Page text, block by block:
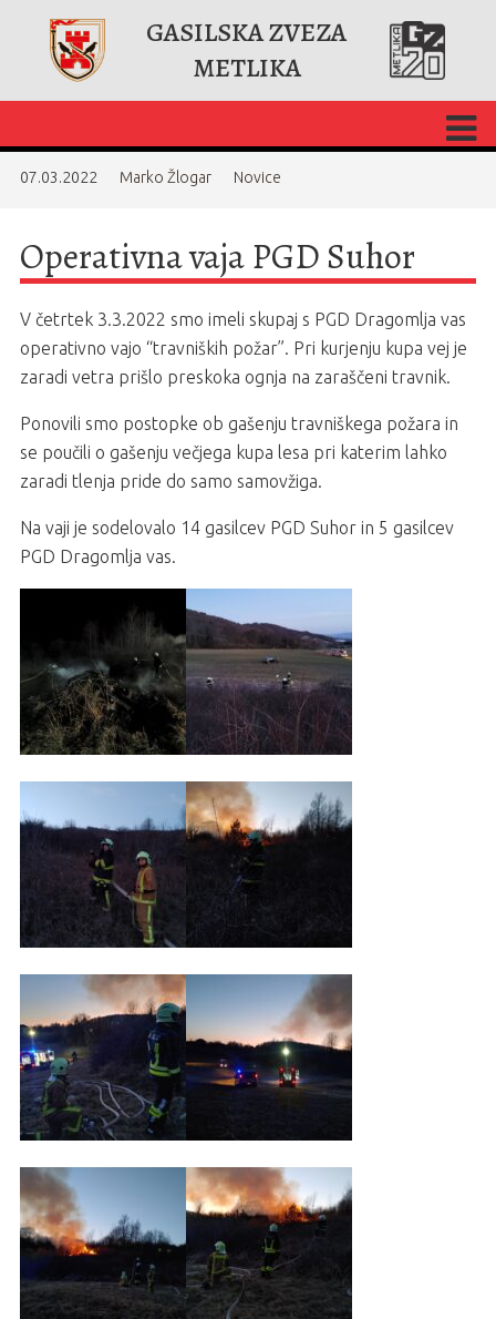
GASILSKA ZVEZA
METLIKA
07.03.2022 Marko Žlogar Novice
Operativna vaja PGD Suhor
V četrtek 3.3.2022 smo imeli skupaj s PGD Dragomlja vas
operativno vajo “travniških požar”. Pri kurjenju kupa vej je
zaradi vetra prišlo preskoka ognja na zaraščeni travnik.
Ponovili smo postopke ob gašenju travniškega požara in
se poučili o gašenju večjega kupa lesa pri katerim lahko
zaradi tlenja pride do samo samovžiga.
Na vaji je sodelovalo 14 gasilcev PGD Suhor in 5 gasilcev
PGD Dragomlja vas.